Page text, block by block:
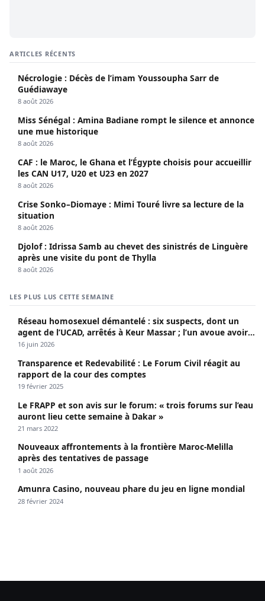
ARTICLES RÉCENTS
Nécrologie : Décès de l’imam Youssoupha Sarr de
Guédiawaye
8 août 2026
Miss Sénégal : Amina Badiane rompt le silence et annonce
une mue historique
8 août 2026
CAF : le Maroc, le Ghana et l’Égypte choisis pour accueillir
les CAN U17, U20 et U23 en 2027
8 août 2026
Crise Sonko–Diomaye : Mimi Touré livre sa lecture de la
situation
8 août 2026
Djolof : Idrissa Samb au chevet des sinistrés de Linguère
après une visite du pont de Thylla
8 août 2026
LES PLUS LUS CETTE SEMAINE
Réseau homosexuel démantelé : six suspects, dont un
agent de l’UCAD, arrêtés à Keur Massar ; l’un avoue avoir
propagé le VIH depuis 2018
16 juin 2026
Transparence et Redevabilité : Le Forum Civil réagit au
rapport de la cour des comptes
19 février 2025
Le FRAPP et son avis sur le forum: « trois forums sur l’eau
auront lieu cette semaine à Dakar »
21 mars 2022
Nouveaux affrontements à la frontière Maroc-Melilla
après des tentatives de passage
1 août 2026
Amunra Casino, nouveau phare du jeu en ligne mondial
28 février 2024